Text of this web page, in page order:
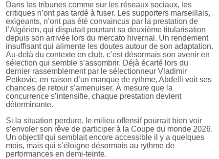
Dans les tribunes comme sur les réseaux sociaux, les
critiques n’ont pas tardé à fuser. Les supporters marseillais,
exigeants, n’ont pas été convaincus par la prestation de
l’Algérien, qui disputait pourtant sa deuxième titularisation
depuis son arrivée lors du mercato hivernal. Un rendement
insuffisant qui alimente les doutes autour de son adaptation.
Au-delà du contexte en club, c’est désormais son avenir en
sélection qui semble s’assombrir. Déjà écarté lors du
dernier rassemblement par le sélectionneur Vladimir
Petkovic, en raison d’un manque de rythme, Abdelli voit ses
chances de retour s’amenuiser. À mesure que la
concurrence s’intensifie, chaque prestation devient
déterminante.
Si la situation perdure, le milieu offensif pourrait bien voir
s’envoler son rêve de participer à la Coupe du monde 2026.
Un objectif qui semblait encore accessible il y a quelques
mois, mais qui s’éloigne désormais au rythme de
performances en demi-teinte.